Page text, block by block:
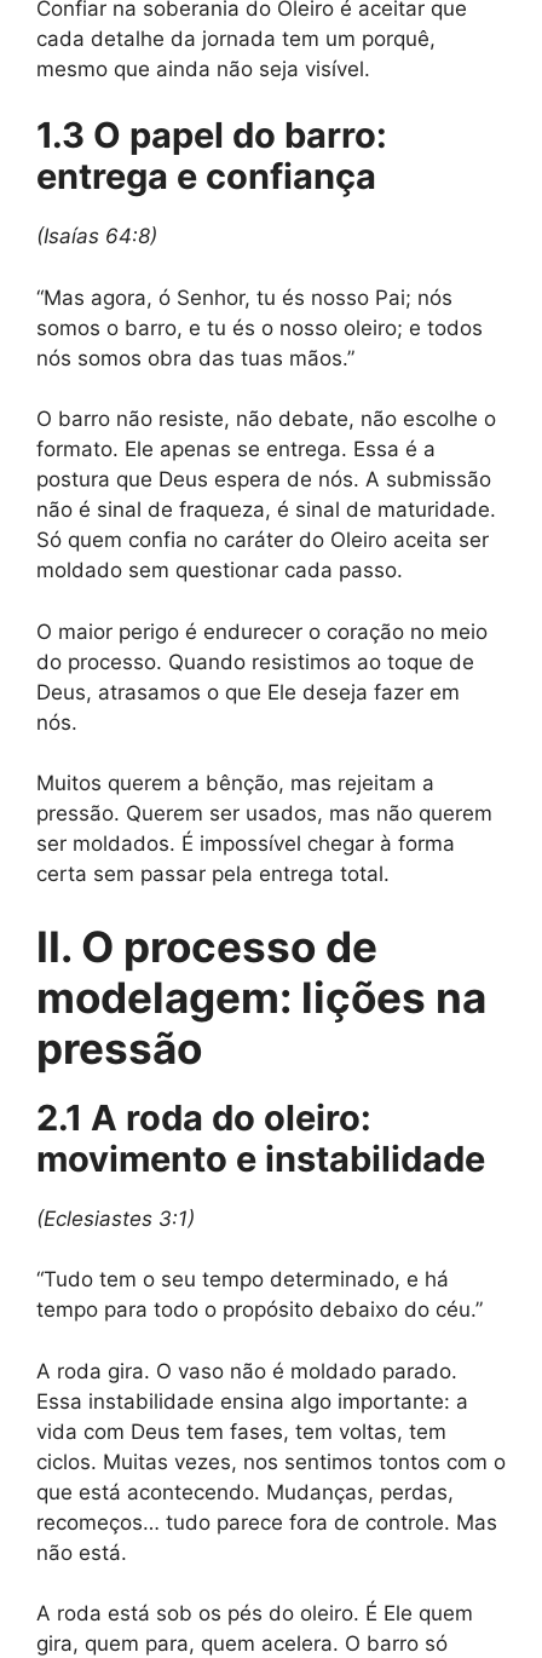
Confiar na soberania do Oleiro é aceitar que
cada detalhe da jornada tem um porquê,
mesmo que ainda não seja visível.
1.3 O papel do barro:
entrega e confiança
(Isaías 64:8)
“Mas agora, ó Senhor, tu és nosso Pai; nós
somos o barro, e tu és o nosso oleiro; e todos
nós somos obra das tuas mãos.”
O barro não resiste, não debate, não escolhe o
formato. Ele apenas se entrega. Essa é a
postura que Deus espera de nós. A submissão
não é sinal de fraqueza, é sinal de maturidade.
Só quem confia no caráter do Oleiro aceita ser
moldado sem questionar cada passo.
O maior perigo é endurecer o coração no meio
do processo. Quando resistimos ao toque de
Deus, atrasamos o que Ele deseja fazer em
nós.
Muitos querem a bênção, mas rejeitam a
pressão. Querem ser usados, mas não querem
ser moldados. É impossível chegar à forma
certa sem passar pela entrega total.
II. O processo de
modelagem: lições na
pressão
2.1 A roda do oleiro:
movimento e instabilidade
(Eclesiastes 3:1)
“Tudo tem o seu tempo determinado, e há
tempo para todo o propósito debaixo do céu.”
A roda gira. O vaso não é moldado parado.
Essa instabilidade ensina algo importante: a
vida com Deus tem fases, tem voltas, tem
ciclos. Muitas vezes, nos sentimos tontos com o
que está acontecendo. Mudanças, perdas,
recomeços… tudo parece fora de controle. Mas
não está.
A roda está sob os pés do oleiro. É Ele quem
gira, quem para, quem acelera. O barro só